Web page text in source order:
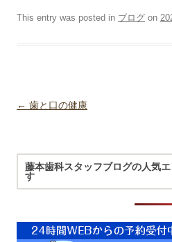
This entry was posted in ブログ on
Post navigation
← 歯と口の健康
藤本歯科スタッフブログの人気
す